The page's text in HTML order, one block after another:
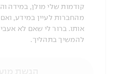
קודמות שלי מולן, במידה
מהחברות לעיין במידע,
אותו. ברור לי שאם לא
להמשיך בתהליך.